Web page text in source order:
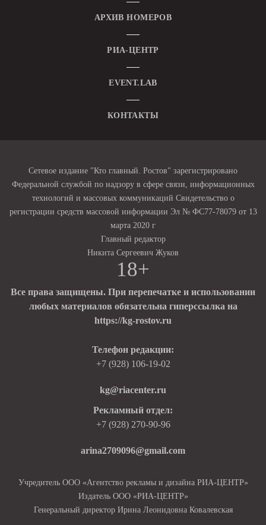
АРХИВ НОМЕРОВ
РИА-ЦЕНТР
EVENT.LAB
КОНТАКТЫ
Сетевое издание "Кто главный. Ростов" зарегистрировано
Федеральной службой по надзору в сфере связи, информационных
технологий и массовых коммуникаций Свидетельство о
регистрации средств массовой информации Эл № ФС77-78079 от 13
марта 2020 г
Главный редактор
Никита Сергеевич Жуков
18+
Все права защищены. При перепечатке и использовании
любых материалов обязательна гиперссылка на
https://kg-rostov.ru
Телефон редакции:
+7 (928) 106-19-02
kg@riacenter.ru
Рекламный отдел:
+7 (928) 270-90-96
arina2709096@gmail.com
Учредитель ООО «Агентство рекламы и дизайна РИА-ЦЕНТР»
Издатель ООО «РИА-ЦЕНТР»
Генеральный директор Ирина Леонидовна Ковалевская